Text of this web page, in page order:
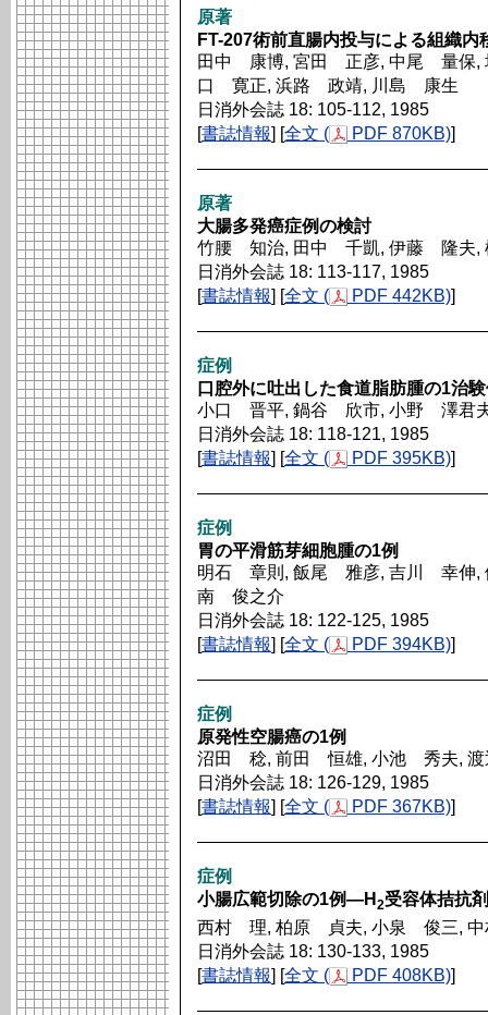
原著
FT-207術前直腸内投与による組織内
田中 康博, 宮田 正彦, 中尾 量保
口 寛正, 浜路 政靖, 川島 康生
日消外会誌 18: 105-112, 1985
[書誌情報] [全文 ( PDF 870KB)]
原著
大腸多発癌症例の検討
竹腰 知治, 田中 千凱, 伊藤 隆夫,
日消外会誌 18: 113-117, 1985
[書誌情報] [全文 ( PDF 442KB)]
症例
口腔外に吐出した食道脂肪腫の1治
小口 晋平, 鍋谷 欣市, 小野 澤君
日消外会誌 18: 118-121, 1985
[書誌情報] [全文 ( PDF 395KB)]
症例
胃の平滑筋芽細胞腫の1例
明石 章則, 飯尾 雅彦, 吉川 幸伸
南 俊之介
日消外会誌 18: 122-125, 1985
[書誌情報] [全文 ( PDF 394KB)]
症例
原発性空腸癌の1例
沼田 稔, 前田 恒雄, 小池 秀夫,
日消外会誌 18: 126-129, 1985
[書誌情報] [全文 ( PDF 367KB)]
症例
小腸広範切除の1例―H 2受容体拮抗
西村 理, 柏原 貞夫, 小泉 俊三,
日消外会誌 18: 130-133, 1985
[書誌情報] [全文 ( PDF 408KB)]